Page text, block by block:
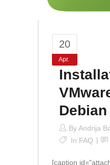
20
Apr.
ByAndrija
In FAQ
[caption